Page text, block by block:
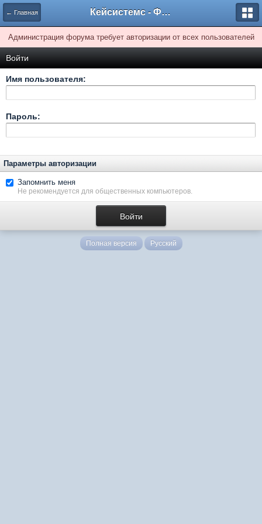
← Главная Кейсистемс - Форумы
Администрация форума требует авторизации от всех пользователей
Войти
Имя пользователя:
Пароль:
Параметры авторизации
Запомнить меня
Не рекомендуется для общественных компьютеров.
Полная версия Русский